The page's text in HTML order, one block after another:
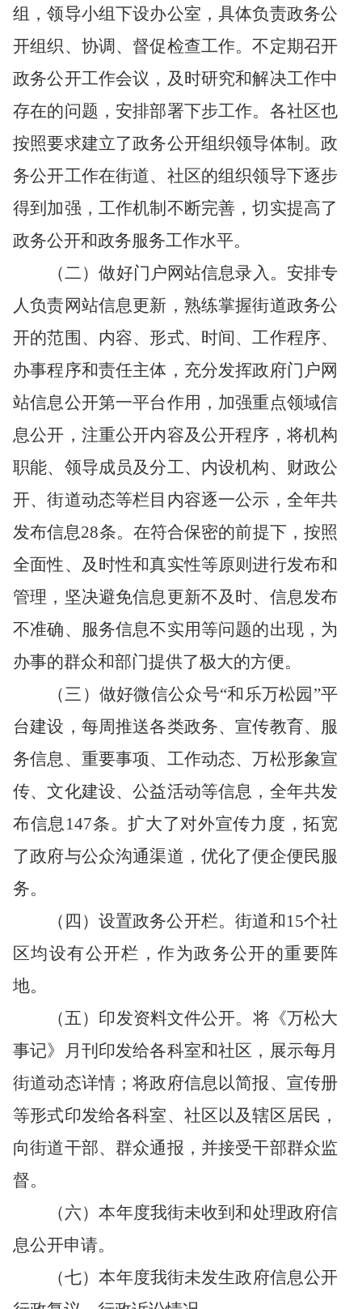
组，领导小组下设办公室，具体负责政务公
开组织、协调、督促检查工作。不定期召开
政务公开工作会议，及时研究和解决工作中
存在的问题，安排部署下步工作。各社区也
按照要求建立了政务公开组织领导体制。政
务公开工作在街道、社区的组织领导下逐步
得到加强，工作机制不断完善，切实提高了
政务公开和政务服务工作水平。
（二）做好门户网站信息录入。安排专
人负责网站信息更新，熟练掌握街道政务公
开的范围、内容、形式、时间、工作程序、
办事程序和责任主体，充分发挥政府门户网
站信息公开第一平台作用，加强重点领域信
息公开，注重公开内容及公开程序，将机构
职能、领导成员及分工、内设机构、财政公
开、街道动态等栏目内容逐一公示 ， 全年共
发布信息28条。在符合保密的前提下，按照
全面性、及时性和真实性等原则进行发布和
管理，坚决避免信息更新不及时、信息发布
不准确、服务信息不实用等问题的出现，为
办事的群众和部门提供了极大的方便。
（三）做好微信公众号“和乐万松园”平
台建设，每周推送各类政务、宣传教育、服
务信息、重要事项、工作动态、万松形象宣
传、文化建设、公益活动等信息，全年共发
布信息147条。扩大了对外宣传力度，拓宽
了政府与公众沟通渠道，优化了便企便民服
务。
（四）设置政务公开栏。街道和15个社
区均设有公开栏，作为政务公开的重要阵
地。
（五）印发资料文件公开。将《万松大
事记》月刊印发给各科室和社区，展示每月
街道动态详情；将政府信息以简报、宣传册
等形式印发给各科室、社区以及辖区居民，
向街道干部、群众通报，并接受干部群众监
督。
（六）本年度我街未收到和处理政府信
息公开申请。
（七）本年度我街未发生政府信息公开